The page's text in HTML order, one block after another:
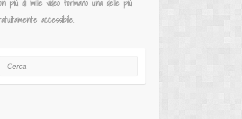
di mille video formano una delle più
accessibile.
Cerca